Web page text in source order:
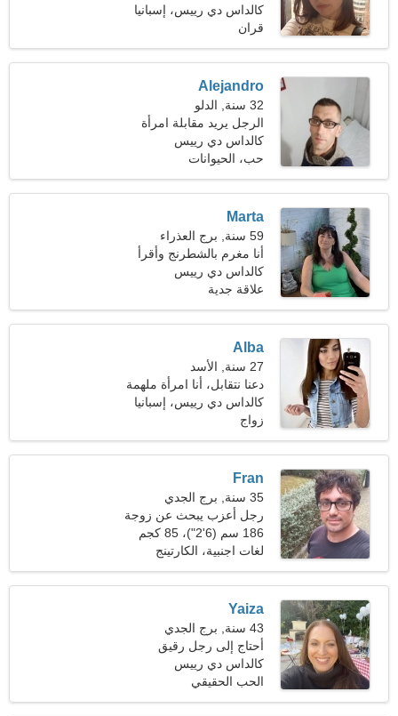
كالداس دي رييس، إسبانيا
قران
Alejandro
32 سنة, الدلو
الرجل يريد مقابلة امرأة
كالداس دي رييس
حب، الحيوانات
Marta
59 سنة, برج العذراء
أنا مغرم بالشطرنج وأقرأ
كالداس دي رييس
علاقة جدية
Alba
27 سنة, الأسد
دعنا نتقابل، أنا امرأة ملهمة
كالداس دي رييس، إسبانيا
زواج
Fran
35 سنة, برج الجدي
رجل أعزب يبحث عن زوجة
24-32
186 سم (6'2")، 85 كجم
(187 رطلا)
لغات اجنبية، الكارتينج
Yaiza
43 سنة, برج الجدي
أحتاج إلى رجل رقيق
للرومانسية
كالداس دي رييس
الحب الحقيقي